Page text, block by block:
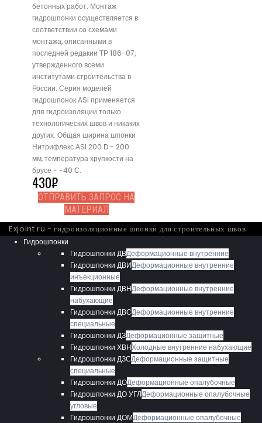
бетонных работ. Монтаж
гидрошпонки осуществляется в
соответствии со схемами
монтажа, описанными в
последней редакии ТР 186-07,
утвержденного всеми
институтами строительства в
России. Серия моделей
гидрошпонок ASI применяется
для гидроизоляции только
технологических швов и никаких
других. Общая ширина шпонки
Нитрифлекс АSI 200 D - 200
мм, температура хрупкости на
брусе - -40 С.
430₽
ОТПРАВИТЬ ЗАПРОС НА
МАТЕРИАЛ
Exjoint.ru - гидроизоляционные шпонки для строительных швов
Гидрошпонки
Гидрошпонки ДВДеформационные внутренние
Гидрошпонки ДВИДеформационные внутренние
инъекционные
Гидрошпонки ДВНДеформационные внутренние
набухающие
Гидрошпонки ДВСДеформационные внутренние
специальные
Гидрошпонки ДЗДеформационные защитные
Гидрошпонки ХВНХолодные внутренние набухающие
Гидрошпонки ДЗСДеформационные защитные
специальные
Гидрошпонки ДОДеформационные опалубочные
Гидрошпонки ДО УГЛДеформационные опалубочные
угловые
Гидрошпонки ДОМДеформационные опалубочные